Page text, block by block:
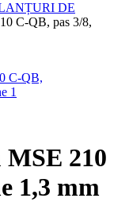
DE
C-QB, pas 3/8,
210
1,3 mm